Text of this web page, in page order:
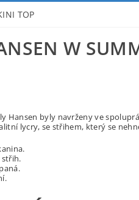
TOP
W
Hansen byly navrženy ve
lycry, se střihem, který se